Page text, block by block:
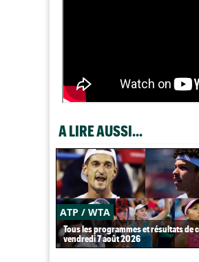
A LIRE AUSSI...
ATP / WTA
Tous les programmes et résultats de
vendredi 7 août 2026